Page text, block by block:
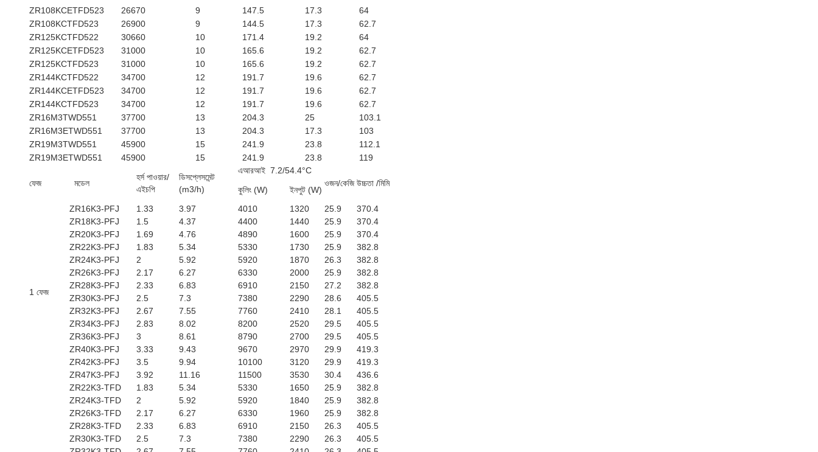
ZR108KCETFD523
26670 9 147.5 17.3
64
ZR108KCTFD523
26900 9 144.5 17.3
62.7
ZR125KCTFD522
30660 10 171.4 19.2
64
ZR125KCETFD523
31000 10 165.6 19.2
62.7
ZR125KCTFD523
31000 10 165.6 19.2
62.7
ZR144KCTFD522
34700 12 191.7 19.6
62.7
ZR144KCETFD523
34700 12 191.7 19.6
62.7
ZR144KCTFD523
34700 12 191.7 19.6
62.7
ZR16M3TWD551
37700 13 204.3 25
103.1
ZR16M3ETWD551
37700 13 204.3 17.3
103
ZR19M3TWD551
45900 15 241.9 23.8
112.1
ZR19M3ETWD551
45900 15 241.9 23.8 119
ফেজ মডেল
হর্স পাওয়ার/
এইচপি
ডিসপ্লেসমেন্ট
(m3/h)
এআরআই 7.2/54.4°C
ওজন/কেজি উচ্চতা /মিমি
কুলিং (W) ইনপুট (W)
1 ফেজ
ZR16K3-PFJ 1.33 3.97 4010 1320 25.9
370.4
ZR18K3-PFJ
1.5 4.37 4400 1440 25.9
370.4
ZR20K3-PFJ
1.69 4.76 4890 1600 25.9
370.4
ZR22K3-PFJ
1.83 5.34 5330 1730 25.9
382.8
ZR24K3-PFJ
2 5.92 5920 1870 26.3
382.8
ZR26K3-PFJ
2.17 6.27 6330 2000 25.9
382.8
ZR28K3-PFJ
2.33 6.83 6910 2150 27.2
382.8
ZR30K3-PFJ
2.5 7.3 7380 2290 28.6
405.5
ZR32K3-PFJ
2.67 7.55 7760 2410 28.1
405.5
ZR34K3-PFJ
2.83 8.02 8200 2520 29.5
405.5
ZR36K3-PFJ
3 8.61 8790 2700 29.5
405.5
ZR40K3-PFJ
3.33 9.43 9670 2970 29.9
419.3
ZR42K3-PFJ
3.5 9.94 10100 3120 29.9
419.3
ZR47K3-PFJ
3.92 11.16 11500 3530 30.4
436.6
ZR22K3-TFD
1.83 5.34 5330 1650 25.9
382.8
ZR24K3-TFD
2 5.92 5920 1840 25.9
382.8
ZR26K3-TFD
2.17 6.27 6330 1960 25.9
382.8
ZR28K3-TFD
2.33 6.83 6910 2150 26.3
405.5
ZR30K3-TFD
2.5 7.3 7380 2290 26.3
405.5